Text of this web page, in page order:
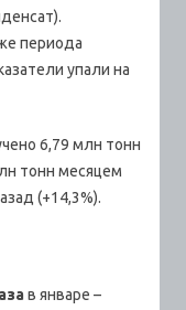
периода
упали на
6,79 млн тонн
тонн месяцем
(+14,3%).
в январе –